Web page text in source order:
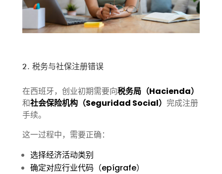
2. 税务与社保注册错误
在西班牙，创业初期需要向税务局（Hacienda）
和社会保险机构（Seguridad Social） 完成注册
手续。
这一过程中，需要正确：
选择经济活动类别
确定对应行业代码（epígrafe）